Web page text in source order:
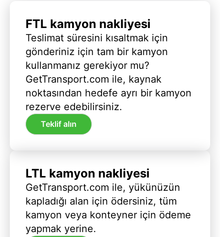
FTL kamyon nakliyesi
Teslimat süresini kısaltmak için
gönderiniz için tam bir kamyon
kullanmanız gerekiyor mu?
GetTransport.com ile, kaynak
noktasından hedefe ayrı bir kamyon
rezerve edebilirsiniz.
Teklif alın
LTL kamyon nakliyesi
GetTransport.com ile, yükünüzün
kapladığı alan için ödersiniz, tüm
kamyon veya konteyner için ödeme
yapmak yerine.